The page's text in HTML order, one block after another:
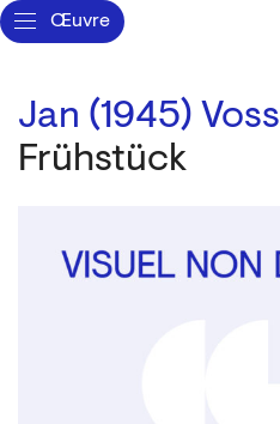
Œuvre
Jan (1945) Voss
Frühstück